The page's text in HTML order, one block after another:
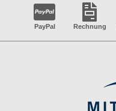
PayPal Rechnung